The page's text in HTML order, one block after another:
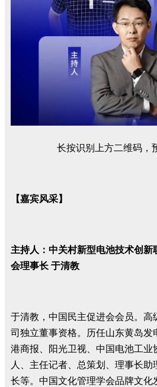
长按识别上方二维码，
【嘉宾风采】
主持人：中关村新型电池技术创新
会理事长 于清教
于清教，中国民主促进会会员。高
司独立董事资格。历任山东黄岛发
港商报、阳光卫视、中国电池工业
人、主任记者、总策划、理事长助
长等。中国文化管理学会品牌文化